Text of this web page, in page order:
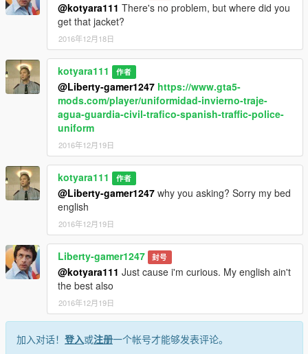
@kotyara111 There's no problem, but where did you
get that jacket?
2016年12月18日
kotyara111 作者
@Liberty-gamer1247 https://www.gta5-
mods.com/player/uniformidad-invierno-traje-
agua-guardia-civil-trafico-spanish-traffic-police-
uniform
2016年12月19日
kotyara111 作者
@Liberty-gamer1247 why you asking? Sorry my bed
english
2016年12月19日
Liberty-gamer1247 封号
@kotyara111 Just cause i'm curious. My english ain't
the best also
2016年12月19日
加入对话！ 登入或注册一个帐号才能够发表评论。